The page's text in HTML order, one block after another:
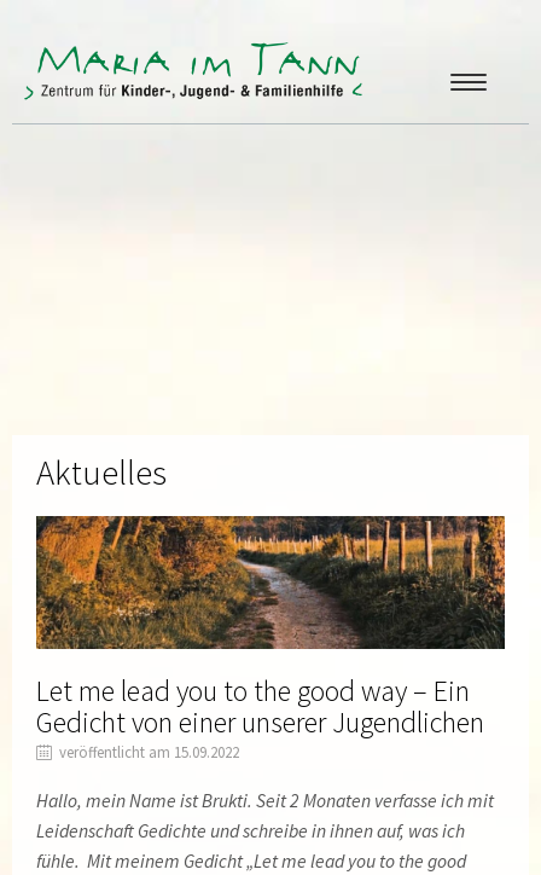
Aktuelles
Let me lead you to the good way – Ein
Gedicht von einer unserer Jugendlichen
veröffentlicht am 15.09.2022
Hallo, mein Name ist Brukti. Seit 2 Monaten verfasse ich mit
Leidenschaft Gedichte und schreibe in ihnen auf, was ich
fühle. Mit meinem Gedicht „Let me lead you to the good